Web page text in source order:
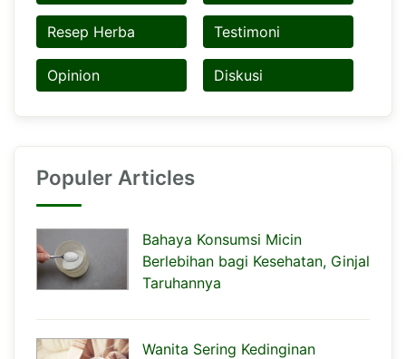
Resep Herba Testimoni
Opinion Diskusi
Populer Articles
Bahaya Konsumsi Micin
Berlebihan bagi Kesehatan, Ginjal
Taruhannya
Wanita Sering Kedinginan